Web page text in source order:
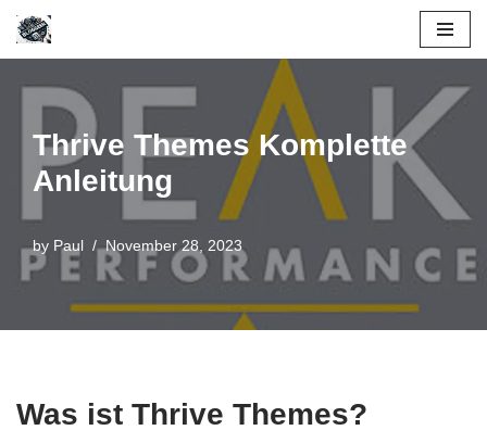
Skip
to
content
Thrive Themes Komplette
Anleitung
by Paul November 28, 2023
Was ist Thrive Themes?